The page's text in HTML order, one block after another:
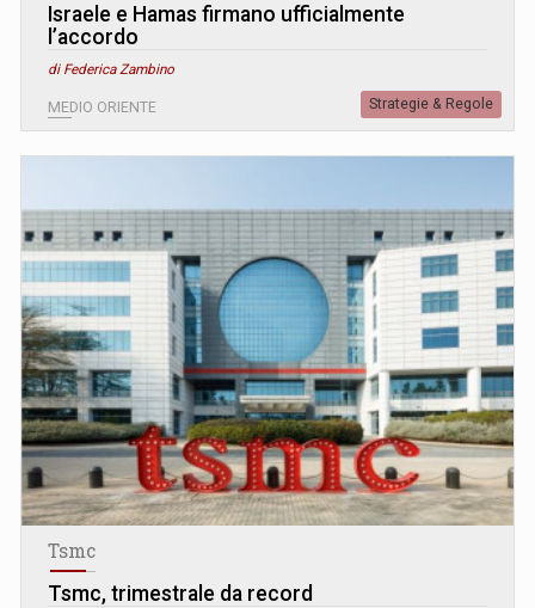
Israele e Hamas firmano ufficialmente
l’accordo
di Federica Zambino
MEDIO ORIENTE Strategie & Regole
Tsmc
Tsmc, trimestrale da record